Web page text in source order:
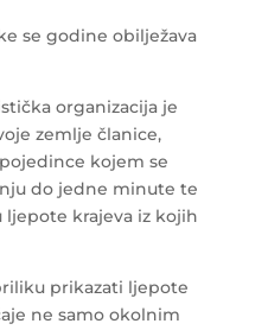
se godine obilježava
organizacija je
zemlje članice,
kojem se
do jedne minute te
krajeva iz kojih
prikazati ljepote
ne samo okolnim